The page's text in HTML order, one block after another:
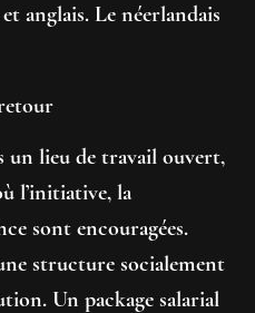
anglais. Le néerlandais
un lieu de travail ouvert,
l’initiative, la
sont encouragées.
structure socialement
Un package salarial